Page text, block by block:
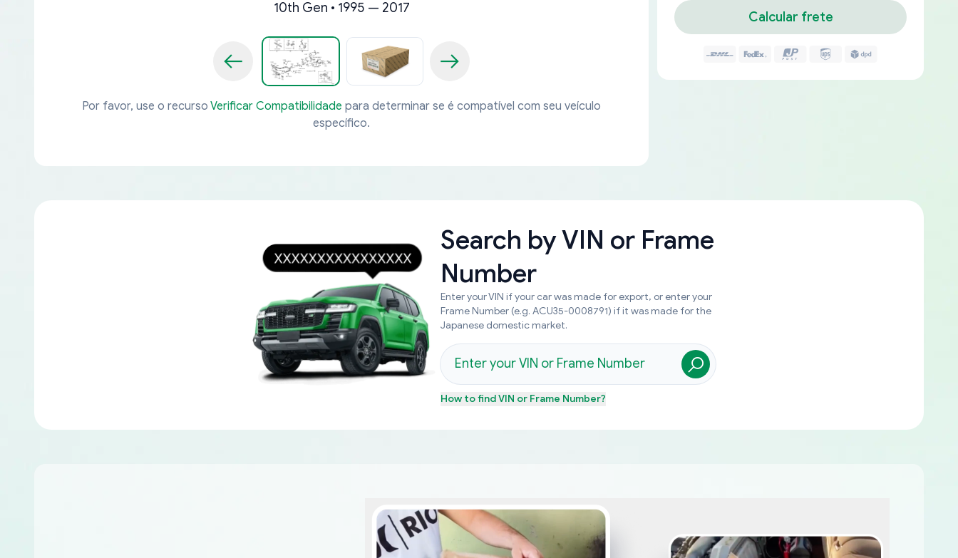
10th Gen • 1995 — 2017
Por favor, use o recurso Verificar Compatibilidade para determinar se é compatível com seu veículo
específico.
Calcular frete
Search byVIN or Frame
Number
Enter your VIN if your car was made for export, or enter your
Frame Number (e.g. ACU35-0008791) if it was made for the
Japanese domestic market.
How to findVIN or Frame Number?